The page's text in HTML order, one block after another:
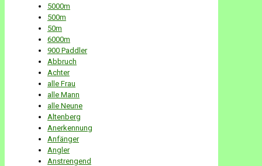
5000m
500m
50m
6000m
900 Paddler
Abbruch
Achter
alle Frau
alle Mann
alle Neune
Altenberg
Anerkennung
Anfänger
Angler
Anstrengend